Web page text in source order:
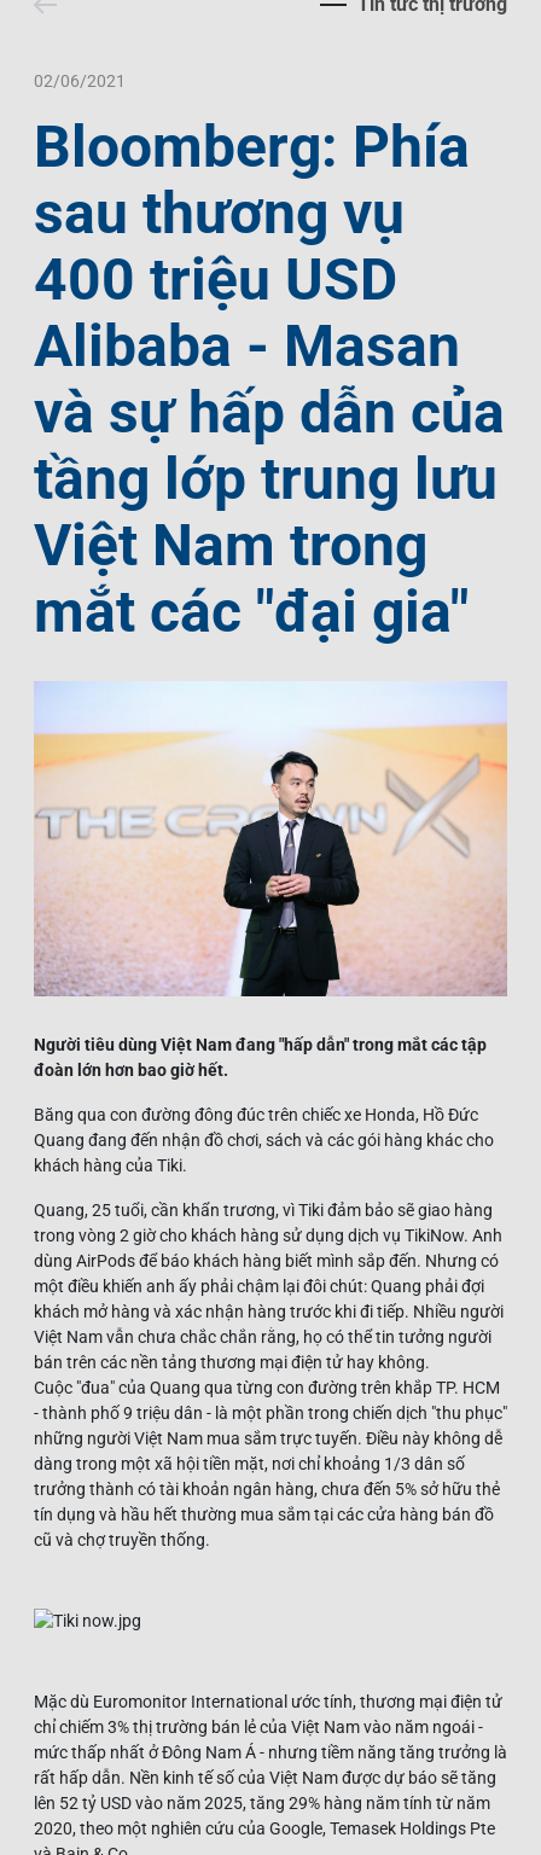
Tin Đầu Tư Tại Việt Nam
Thông Cáo Báo Chí
Ngôn Ngữ
VI
02/06/2021
Bloomberg: Phía
sau thương vụ
400 triệu USD
Alibaba - Masan
và sự hấp dẫn của
tầng lớp trung lưu
Việt Nam trong
mắt các "đại gia"
Người tiêu dùng Việt Nam đang "hấp dẫn" trong mắt các tập
đoàn lớn hơn bao giờ hết.
Băng qua con đường đông đúc trên chiếc xe Honda, Hồ Đức
Quang đang đến nhận đồ chơi, sách và các gói hàng khác cho
khách hàng của Tiki.
Quang, 25 tuổi, cần khẩn trương, vì Tiki đảm bảo sẽ giao hàng
trong vòng 2 giờ cho khách hàng sử dụng dịch vụ TikiNow. Anh
dùng AirPods để báo khách hàng biết mình sắp đến. Nhưng có
một điều khiến anh ấy phải chậm lại đôi chút: Quang phải đợi
khách mở hàng và xác nhận hàng trước khi đi tiếp. Nhiều người
Việt Nam vẫn chưa chắc chắn rằng, họ có thể tin tưởng người
bán trên các nền tảng thương mại điện tử hay không.
Cuộc "đua" của Quang qua từng con đường trên khắp TP. HCM
- thành phố 9 triệu dân - là một phần trong chiến dịch "thu phục"
những người Việt Nam mua sắm trực tuyến. Điều này không dễ
dàng trong một xã hội tiền mặt, nơi chỉ khoảng 1/3 dân số
trưởng thành có tài khoản ngân hàng, chưa đến 5% sở hữu thẻ
tín dụng và hầu hết thường mua sắm tại các cửa hàng bán đồ
cũ và chợ truyền thống.
Mặc dù Euromonitor International ước tính, thương mại điện tử
chỉ chiếm 3% thị trường bán lẻ của Việt Nam vào năm ngoái -
mức thấp nhất ở Đông Nam Á - nhưng tiềm năng tăng trưởng là
rất hấp dẫn. Nền kinh tế số của Việt Nam được dự báo sẽ tăng
lên 52 tỷ USD vào năm 2025, tăng 29% hàng năm tính từ năm
2020, theo một nghiên cứu của Google, Temasek Holdings Pte